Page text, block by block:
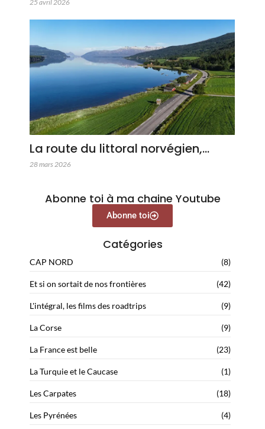
25 avril 2026
La route du littoral norvégien,…
28 mars 2026
Abonne toi à ma chaine Youtube
Abonne toi
Catégories
CAP NORD (8)
Et si on sortait de nos frontières (42)
L'intégral, les films des roadtrips (9)
La Corse (9)
La France est belle (23)
La Turquie et le Caucase (1)
Les Carpates (18)
Les Pyrénées (4)